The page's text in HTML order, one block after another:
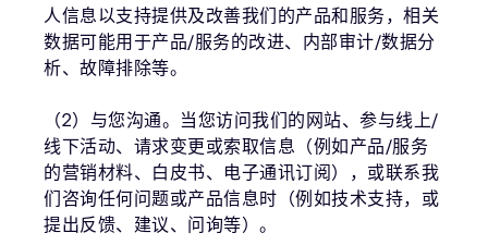
人信息以支持提供及改善我们的产品和服务，相关
数据可能用于产品/服务的改进、内部审计/数据分
析、故障排除等。
（2）与您沟通。当您访问我们的网站、参与线上/
线下活动、请求变更或索取信息（例如产品/服务
的营销材料、白皮书、电子通讯订阅），或联系我
们咨询任何问题或产品信息时（例如技术支持，或
提出反馈、建议、问询等）。